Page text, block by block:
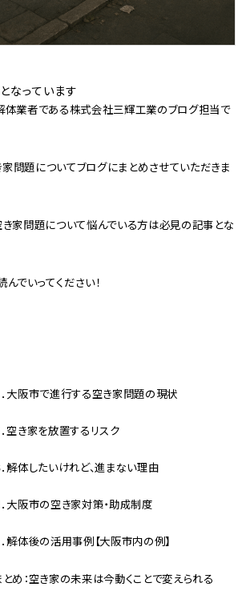
なっています
体業者である株式会社三輝工業のブログ担当で
問題についてブログにまとめさせていただきま
き家問題について悩んでいる方は必見の記事とな
でいってください！
大阪市で進行する空き家問題の現状
空き家を放置するリスク
解体したいけれど、進まない理由
大阪市の空き家対策・助成制度
解体後の活用事例【大阪市内の例】
め：空き家の未来は今動くことで変えられる